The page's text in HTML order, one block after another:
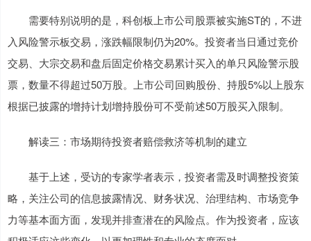
需要特别说明的是，科创板上市公司股票被实施ST的，不进
入风险警示板交易，涨跌幅限制仍为20%。投资者当日通过竞价
交易、大宗交易和盘后固定价格交易累计买入的单只风险警示股
票，数量不得超过50万股。上市公司回购股份、持股5%以上股东
根据已披露的增持计划增持股份可不受前述50万股买入限制。
解读三：市场期待投资者赔偿救济等机制的建立
基于上述，受访的专家学者表示，投资者需及时调整投资策
略，关注公司的信息披露情况、财务状况、治理结构、市场竞争
力等基本面方面，发现并排查潜在的风险点。作为投资者，应该